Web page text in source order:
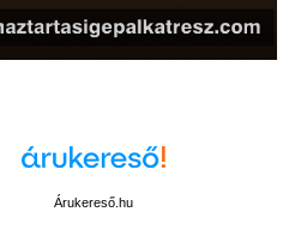
Árukereső.hu